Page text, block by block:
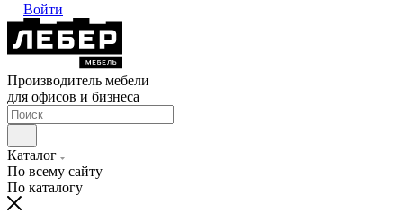
Войти
Производитель мебели
для офисов и бизнеса
Каталог
По всему сайту
По каталогу